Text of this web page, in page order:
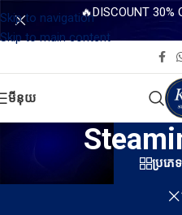
Skip to navigation
Skip to main content
🔥DISCOUNT 30%
មីនុយ
ប្រភ